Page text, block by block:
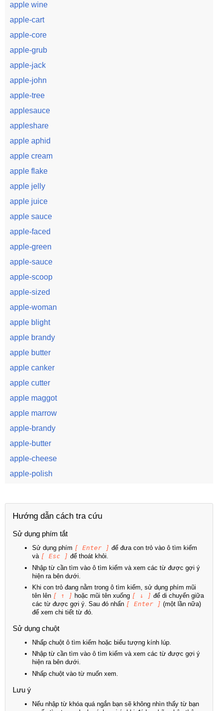
apple wine
apple-cart
apple-core
apple-grub
apple-jack
apple-john
apple-tree
applesauce
appleshare
apple aphid
apple cream
apple flake
apple jelly
apple juice
apple sauce
apple-faced
apple-green
apple-sauce
apple-scoop
apple-sized
apple-woman
apple blight
apple brandy
apple butter
apple canker
apple cutter
apple maggot
apple marrow
apple-brandy
apple-butter
apple-cheese
apple-polish
Hướng dẫn cách tra cứu
Sử dụng phím tắt
Sử dụng phím [ Enter ] để đưa con trỏ vào ô tìm kiếm
và [ Esc ] để thoát khỏi.
Nhập từ cần tìm vào ô tìm kiếm và xem các từ được gợi ý
hiện ra bên dưới.
Khi con trỏ đang nằm trong ô tìm kiếm, sử dụng phím mũi
tên lên [ ↑ ] hoặc mũi tên xuống [ ↓ ] để di chuyển giữa
các từ được gợi ý. Sau đó nhấn [ Enter ] (một lần nữa)
để xem chi tiết từ đó.
Sử dụng chuột
Nhấp chuột ô tìm kiếm hoặc biểu tượng kính lúp.
Nhập từ cần tìm vào ô tìm kiếm và xem các từ được gợi ý
hiện ra bên dưới.
Nhấp chuột vào từ muốn xem.
Lưu ý
Nếu nhập từ khóa quá ngắn bạn sẽ không nhìn thấy từ bạn